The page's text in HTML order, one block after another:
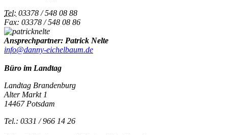
Tel: 03378 / 548 08 88
Fax: 03378 / 548 08 86
Ansprechpartner: Patrick Nelte
info@danny-eichelbaum.de
Büro im Landtag
Landtag Brandenburg
Alter Markt 1
14467 Potsdam
Tel.: 0331 / 966 14 26